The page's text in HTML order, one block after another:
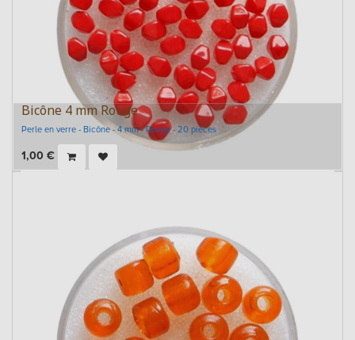
Bicône 4 mm Rouge
Perle en verre - Bicône - 4 mm - Rouge - 20 pièces
1,00 €